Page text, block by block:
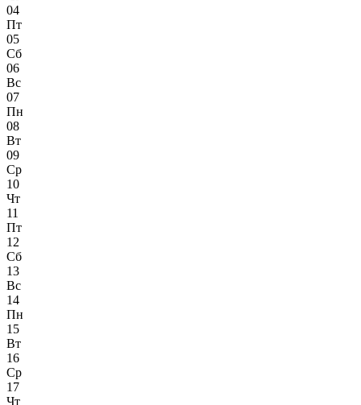
04
Пт
05
Сб
06
Вс
07
Пн
08
Вт
09
Ср
10
Чт
11
Пт
12
Сб
13
Вс
14
Пн
15
Вт
16
Ср
17
Чт